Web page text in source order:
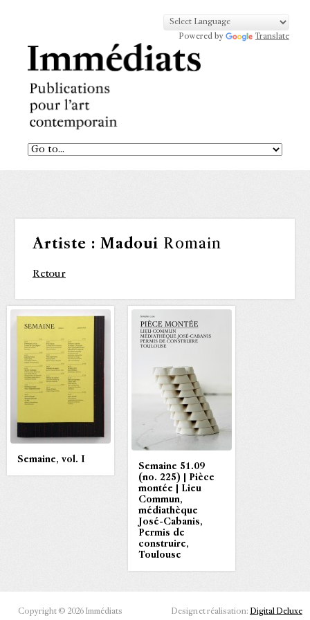
Powered by Translate
Artiste : Madoui Romain
Retour
Semaine, vol. I
Semaine 51.09
(no. 225) | Pièce
montée | Lieu
Commun,
médiathèque
José-Cabanis,
Permis de
construire,
Toulouse
Copyright © 2026 Immédiats Design et réalisation: Digital Deluxe